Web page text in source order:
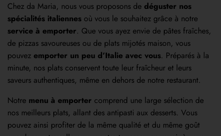
Chez da Maria, nous vous proposons de déguster nos
spécialités italiennes où vous le souhaitez grâce à notre
service à emporter. Que vous ayez envie de pâtes fraîches,
de pizzas savoureuses ou de plats mijotés maison, vous
pouvez emporter un peu d’Italie avec vous. Préparés à la
minute, nos plats conservent toute leur fraîcheur et leurs
saveurs authentiques, même en dehors de notre restaurant.
Notre menu à emporter comprend une large sélection de
nos meilleurs plats, allant des antipasti aux desserts. Vous
pouvez ainsi profiter de la même qualité et du même goût